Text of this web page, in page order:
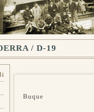
/ D-19
Buque